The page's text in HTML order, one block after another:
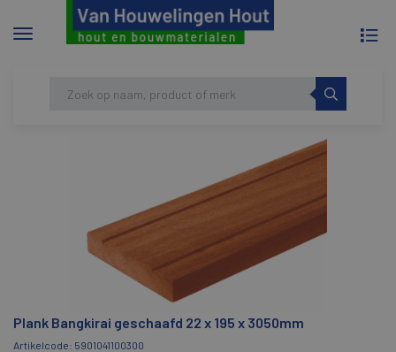
Menu
Plank Bangkirai geschaafd 22 x 195 x 3050mm
Artikelcode: 5901041100300